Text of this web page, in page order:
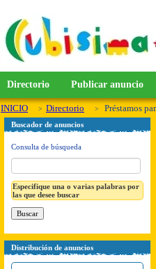
Directorio Publicar anuncio
INICIO Directorio Préstamos
Buscador de anuncios
Consulta de búsqueda
Especifique una o varias palabras por
las que desee buscar
Distribución de anuncios